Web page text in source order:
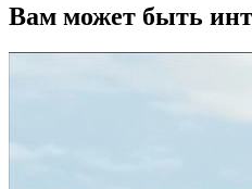
Вам может быть